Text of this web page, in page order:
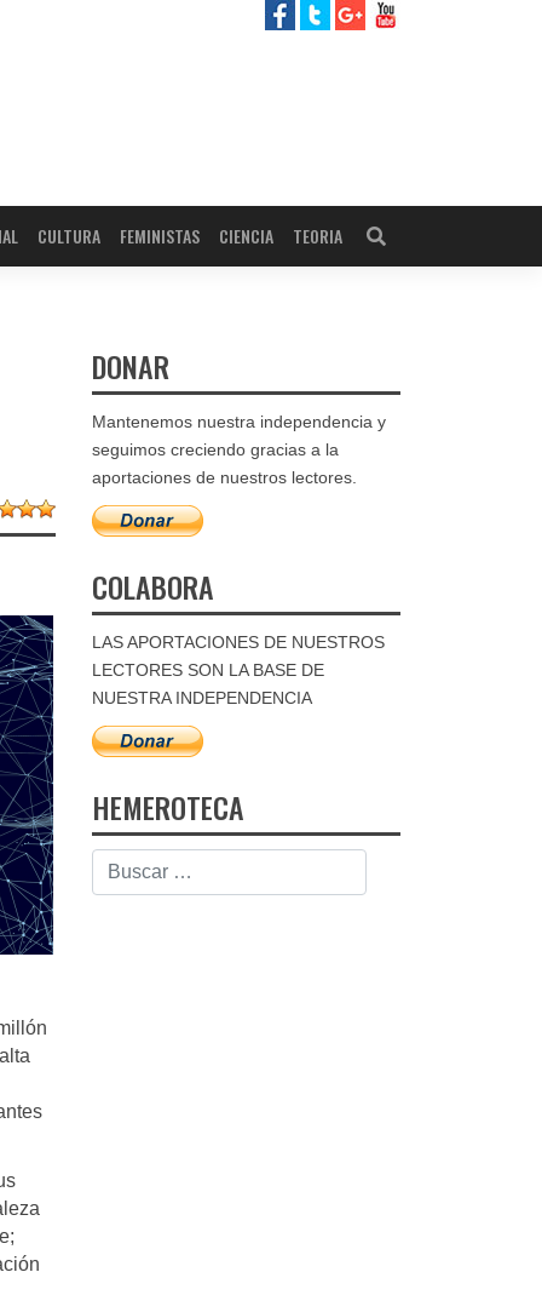
CULTURA FEMINISTAS CIENCIA TEORIA
DONAR
Mantenemos nuestra independencia y
seguimos creciendo gracias a la
aportaciones de nuestros lectores.
COLABORA
LAS APORTACIONES DE NUESTROS
LECTORES SON LA BASE DE
NUESTRA INDEPENDENCIA
HEMEROTECA